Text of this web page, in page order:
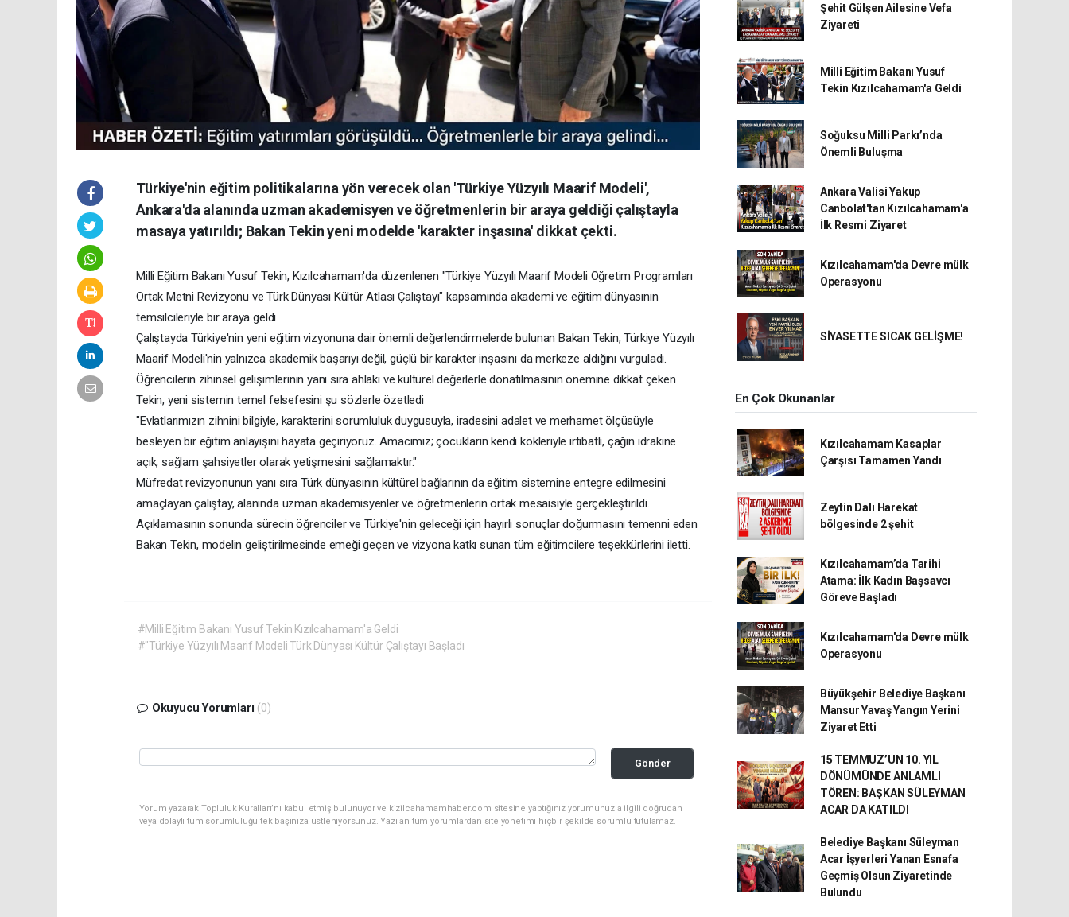
Türkiye'nin eğitim politikalarına yön verecek olan 'Türkiye Yüzyılı Maarif Modeli',
Ankara'da alanında uzman akademisyen ve öğretmenlerin bir araya geldiği çalıştayla
masaya yatırıldı; Bakan Tekin yeni modelde 'karakter inşasına' dikkat çekti.
Milli Eğitim Bakanı Yusuf Tekin, Kızılcahamam'da düzenlenen "Türkiye Yüzyılı Maarif Modeli Öğretim Programları
Ortak Metni Revizyonu ve Türk Dünyası Kültür Atlası Çalıştayı" kapsamında akademi ve eğitim dünyasının
temsilcileriyle bir araya geldi
Çalıştayda Türkiye'nin yeni eğitim vizyonuna dair önemli değerlendirmelerde bulunan Bakan Tekin, Türkiye Yüzyılı
Maarif Modeli'nin yalnızca akademik başarıyı değil, güçlü bir karakter inşasını da merkeze aldığını vurguladı.
Öğrencilerin zihinsel gelişimlerinin yanı sıra ahlaki ve kültürel değerlerle donatılmasının önemine dikkat çeken
Tekin, yeni sistemin temel felsefesini şu sözlerle özetledi
"Evlatlarımızın zihnini bilgiyle, karakterini sorumluluk duygusuyla, iradesini adalet ve merhamet ölçüsüyle
besleyen bir eğitim anlayışını hayata geçiriyoruz. Amacımız; çocukların kendi kökleriyle irtibatlı, çağın idrakine
açık, sağlam şahsiyetler olarak yetişmesini sağlamaktır."
Müfredat revizyonunun yanı sıra Türk dünyasının kültürel bağlarının da eğitim sistemine entegre edilmesini
amaçlayan çalıştay, alanında uzman akademisyenler ve öğretmenlerin ortak mesaisiyle gerçekleştirildi.
Açıklamasının sonunda sürecin öğrenciler ve Türkiye'nin geleceği için hayırlı sonuçlar doğurmasını temenni eden
Bakan Tekin, modelin geliştirilmesinde emeği geçen ve vizyona katkı sunan tüm eğitimcilere teşekkürlerini iletti.
#Milli Eğitim Bakanı Yusuf Tekin Kızılcahamam'a Geldi
#"Türkiye Yüzyılı Maarif Modeli Türk Dünyası Kültür Çalıştayı Başladı
Okuyucu Yorumları (0)
Gönder
Yorum yazarak Topluluk Kuralları’nı kabul etmiş bulunuyor ve kizilcahamamhaber.com sitesine yaptığınız yorumunuzla ilgili doğrudan
veya dolaylı tüm sorumluluğu tek başınıza üstleniyorsunuz. Yazılan tüm yorumlardan site yönetimi hiçbir şekilde sorumlu tutulamaz.
Şehit Gülşen Ailesine Vefa
Ziyareti
Milli Eğitim Bakanı Yusuf
Tekin Kızılcahamam'a Geldi
Soğuksu Milli Parkı’nda
Önemli Buluşma
Ankara Valisi Yakup
Canbolat'tan Kızılcahamam'a
İlk Resmi Ziyaret
Kızılcahamam'da Devre mülk
Operasyonu
SİYASETTE SICAK GELİŞME!
En Çok Okunanlar
Kızılcahamam Kasaplar
Çarşısı Tamamen Yandı
Zeytin Dalı Harekat
bölgesinde 2 şehit
Kızılcahamam’da Tarihi
Atama: İlk Kadın Başsavcı
Göreve Başladı
Kızılcahamam'da Devre mülk
Operasyonu
Büyükşehir Belediye Başkanı
Mansur Yavaş Yangın Yerini
Ziyaret Etti
15 TEMMUZ’UN 10. YIL
DÖNÜMÜNDE ANLAMLI
TÖREN: BAŞKAN SÜLEYMAN
ACAR DA KATILDI
Belediye Başkanı Süleyman
Acar İşyerleri Yanan Esnafa
Geçmiş Olsun Ziyaretinde
Bulundu